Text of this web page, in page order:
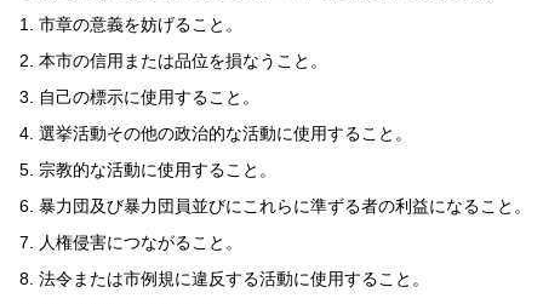
市章の意義を妨げること。
本市の信用または品位を損なうこと。
自己の標示に使用すること。
選挙活動その他の政治的な活動に使用すること。
宗教的な活動に使用すること。
暴力団及び暴力団員並びにこれらに準ずる者の利益になること。
人権侵害につながること。
法令または市例規に違反する活動に使用すること。